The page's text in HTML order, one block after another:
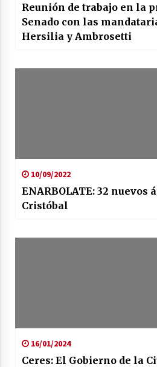
Reunión de trabajo en la
Senado con las
Hersilia y Ambrosetti
10/09/2022
ENARBOLATE: 32 nuevos
Cristóbal
16/01/2024
Ceres: El Gobierno de la